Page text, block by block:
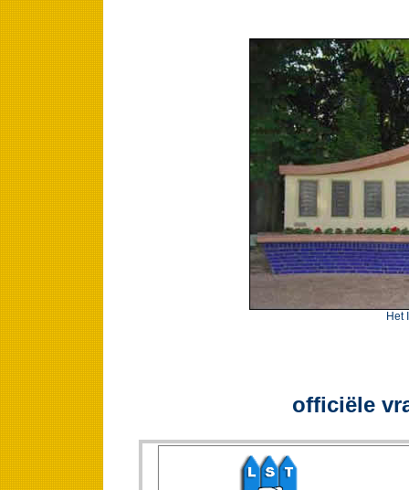
Het
officiële